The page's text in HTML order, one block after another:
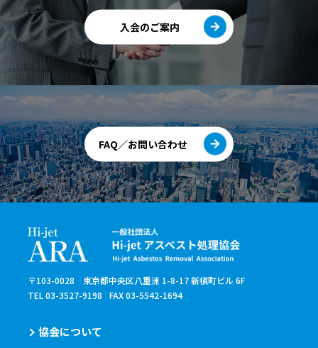
入会のご案内
FAQ／お問い合わせ
〒103-0028 東京都中央区八重洲 1-8-17 新槇町ビル 6F
TEL 03-3527-9198
FAX 03-5542-1694
協会について